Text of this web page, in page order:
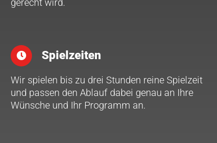
gerecht wird.
Spielzeiten
Wir spielen bis zu drei Stunden reine Spielzeit
und passen den Ablauf dabei genau an Ihre
Wünsche und Ihr Programm an.